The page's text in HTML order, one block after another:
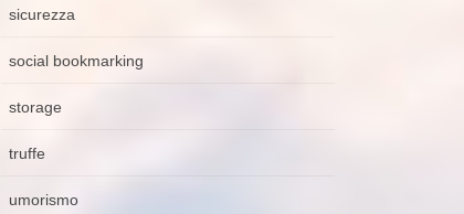
sicurezza
social bookmarking
storage
truffe
umorismo